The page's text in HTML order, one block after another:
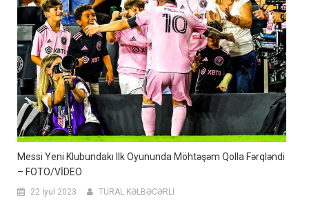
Messi Yeni Klubundakı Ilk Oyununda Möhtəşəm Qolla Fərqləndi
– FOTO/VİDEO
22 İyul 2023 TURAL KƏLBƏCƏRLİ